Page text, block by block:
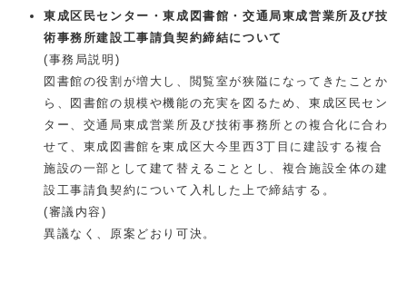
東成区民センター・東成図書館・交通局東成営業所及び技
術事務所建設工事請負契約締結について
(事務局説明)
図書館の役割が増大し、閲覧室が狭隘になってきたことか
ら、図書館の規模や機能の充実を図るため、東成区民セン
ター、交通局東成営業所及び技術事務所との複合化に合わ
せて、東成図書館を東成区大今里西3丁目に建設する複合
施設の一部として建て替えることとし、複合施設全体の建
設工事請負契約について入札した上で締結する。
(審議内容)
異議なく、原案どおり可決。